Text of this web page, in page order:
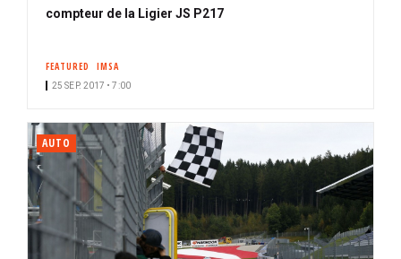
compteur de la Ligier JS P217
FEATURED IMSA
25 SEP. 2017 • 7:00
AUTO